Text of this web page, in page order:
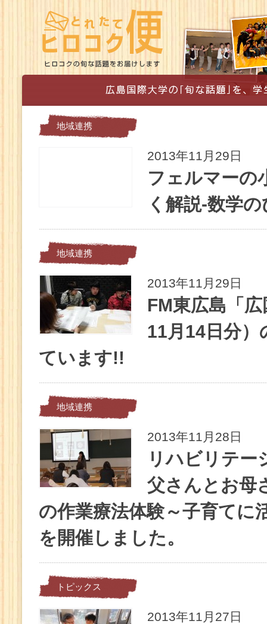
地域連携
2013年11月29日
フェルマーの
く解説-数学
地域連携
2013年11月29日
FM東広島「
11月14日分
ています!!
地域連携
2013年11月28日
リハビリテー
父さんとお母
の作業療法体験～子育てに
を開催しました。
トピックス
2013年11月27日